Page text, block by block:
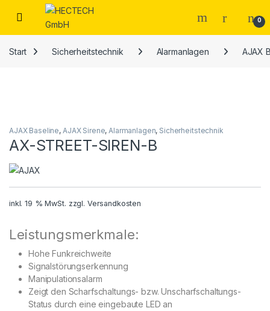
Open 0
Start Sicherheitstechnik Alarmanlagen AJAX
AJAX Baseline, AJAX Sirene,Alarmanlagen, Sicherheitstechnik
AX-STREET-SIREN-B
inkl. 19 % MwSt. zzgl. Versandkosten
Leistungsmerkmale:
Hohe Funkreichweite
Signalstörungserkennung
Manipulationsalarm
Zeigt den Scharfschaltungs- bzw. Unscharfschaltungs-
Status durch eine eingebaute LED an